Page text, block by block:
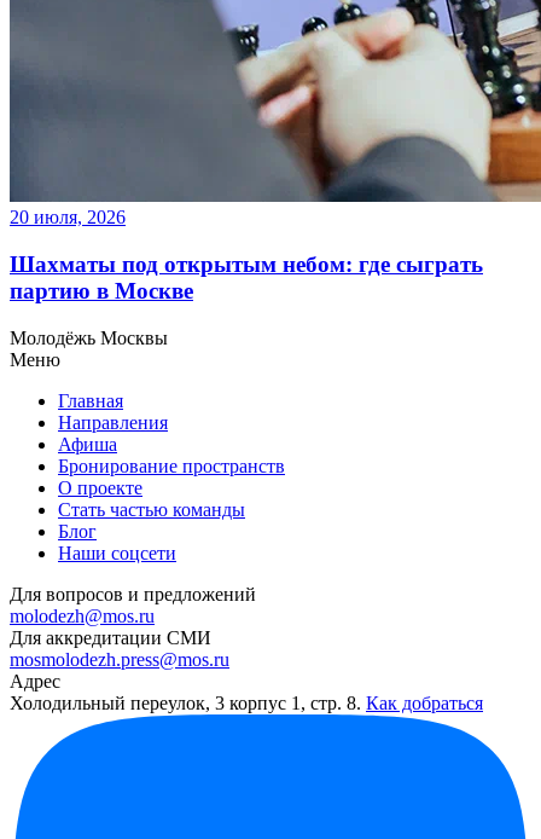
20 июля, 2026
Шахматы под открытым небом: где сыграть
партию в Москве
Молодёжь Москвы
Меню
Главная
Направления
Афиша
Бронирование пространств
О проекте
Стать частью команды
Блог
Наши соцсети
Для вопросов и предложений
molodezh@mos.ru
Для аккредитации СМИ
mosmolodezh.press@mos.ru
Адрес
Холодильный переулок, 3 корпус 1, стр. 8. Как добраться